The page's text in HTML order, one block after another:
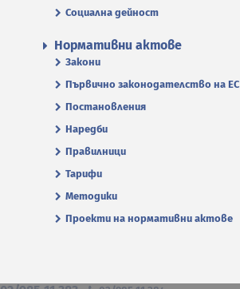
Социална дейност
Нормативни актове
Закони
Първично законодателство на ЕС
Постановления
Наредби
Правилници
Тарифи
Методики
Проекти на нормативни актове